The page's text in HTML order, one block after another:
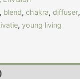
, blend, chakra, diffuser,
, young living